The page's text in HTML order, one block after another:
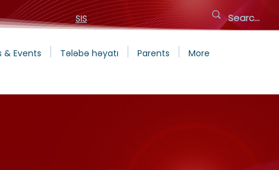
SIS
& Events Tələbə həyatı Parents More